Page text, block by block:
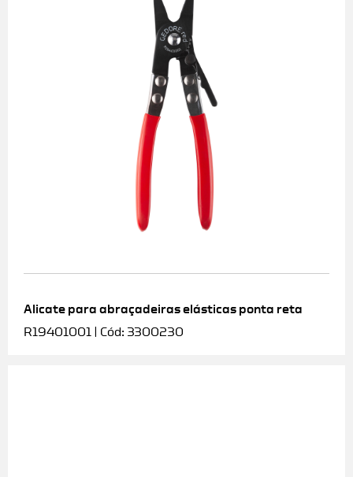
Alicate para abraçadeiras elásticas ponta reta
R19401001 | Cód: 3300230